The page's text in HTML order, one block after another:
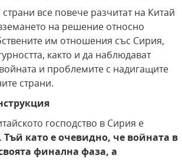
страни все повече разчитат на Китай
на решение относно
им отношения със Сирия,
както и да наблюдават
и проблемите с надигащите
страни.
господство в Сирия е
Тъй като е очевидно, че войната в
финална фаза, а